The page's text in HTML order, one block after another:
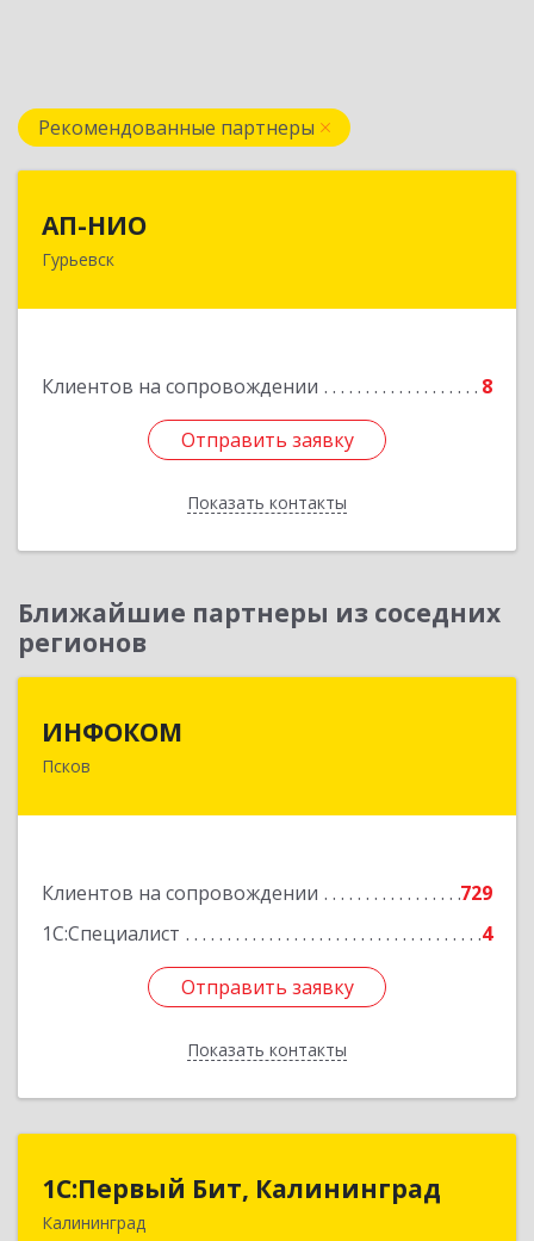
Рекомендованные партнеры
АП-НИО
Гурьевск
Клиентов на сопровождении 8
Отправить заявку
Показать контакты
238300 Калининградская обл, Гурьевск г,
Отправить заявку
Назад
Ближайшие партнеры из соседних
регионов
ИНФОКОМ
Псков
Клиентов на сопровождении
729
1С:Специалист
4
Отправить заявку
Показать контакты
180000, Псковская обл, Псков г, Советская ул,
Отправить заявку
Назад
1С:Первый Бит, Калининград
Калининград
1С:Первый Бит, Калининград
236006, Калининградская обл, Калининград г,